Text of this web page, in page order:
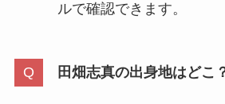
ルで確認できます。
田畑志真の出身地はどこ